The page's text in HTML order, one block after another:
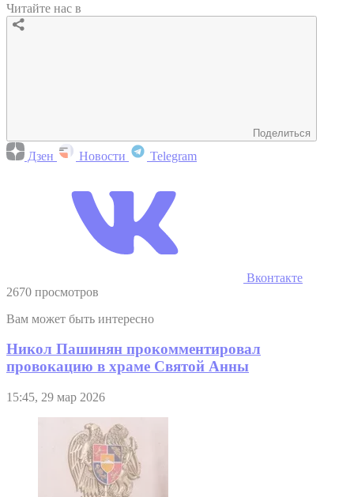
Читайте нас в
Поделиться
Дзен Новости Telegram
Вконтакте
2670 просмотров
Вам может быть интересно
Никол Пашинян прокомментировал
провокацию в храме Святой Анны
15:45, 29 мар 2026